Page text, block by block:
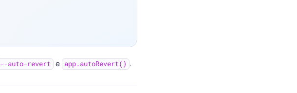
--auto-revert e app.autoRevert() .